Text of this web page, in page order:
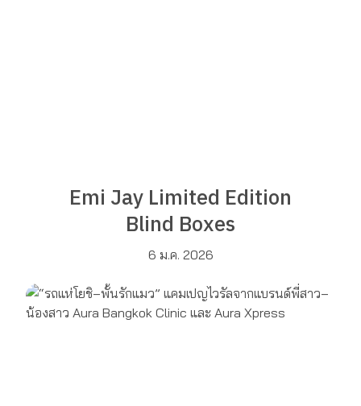
Emi Jay Limited Edition
Blind Boxes
6 ม.ค. 2026